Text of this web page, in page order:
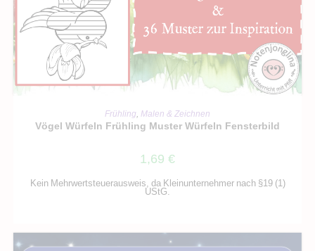
IN DEN WARENKORB
Frühling, Malen & Zeichnen
Vögel Würfeln Frühling Muster Würfeln Fensterbild
1,69 €
Kein Mehrwertsteuerausweis, da Kleinunternehmer nach §19 (1)
UStG.